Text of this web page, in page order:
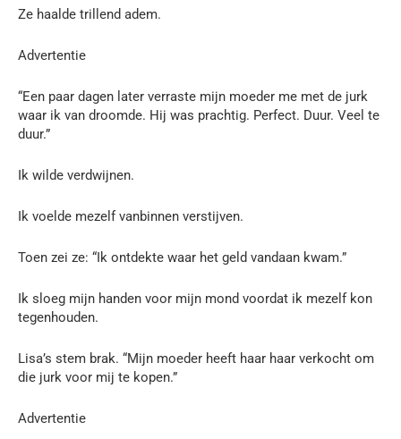
Ze haalde trillend adem.
Advertentie
“Een paar dagen later verraste mijn moeder me met de jurk
waar ik van droomde. Hij was prachtig. Perfect. Duur. Veel te
duur.”
Ik wilde verdwijnen.
Ik voelde mezelf vanbinnen verstijven.
Toen zei ze: “Ik ontdekte waar het geld vandaan kwam.”
Ik sloeg mijn handen voor mijn mond voordat ik mezelf kon
tegenhouden.
Lisa’s stem brak. “Mijn moeder heeft haar haar verkocht om
die jurk voor mij te kopen.”
Advertentie